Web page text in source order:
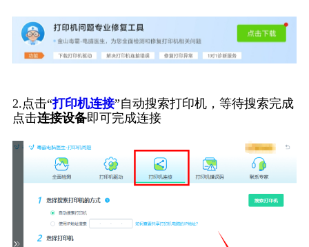
2.点击“打印机连接”自动搜索打印机，等待搜索完成
点击连接设备即可完成连接